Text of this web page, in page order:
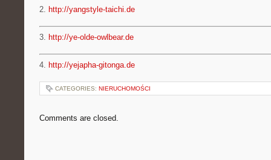
2. http://yangstyle-taichi.de
3. http://ye-olde-owlbear.de
4. http://yejapha-gitonga.de
CATEGORIES: NIERUCHOMOŚCI
Comments are closed.